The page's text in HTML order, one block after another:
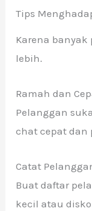
Tips
Karena
lebih.
Ramah dan
Pelanggan
chat cepat dan
Catat
Buat daftar
kecil atau